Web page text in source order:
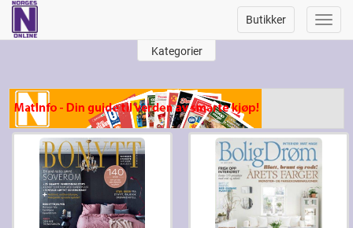
Butikker
Kategorier